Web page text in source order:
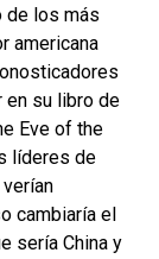
de los más
americana
en su libro de
Eve of the
líderes de
cambiaría el
sería China y